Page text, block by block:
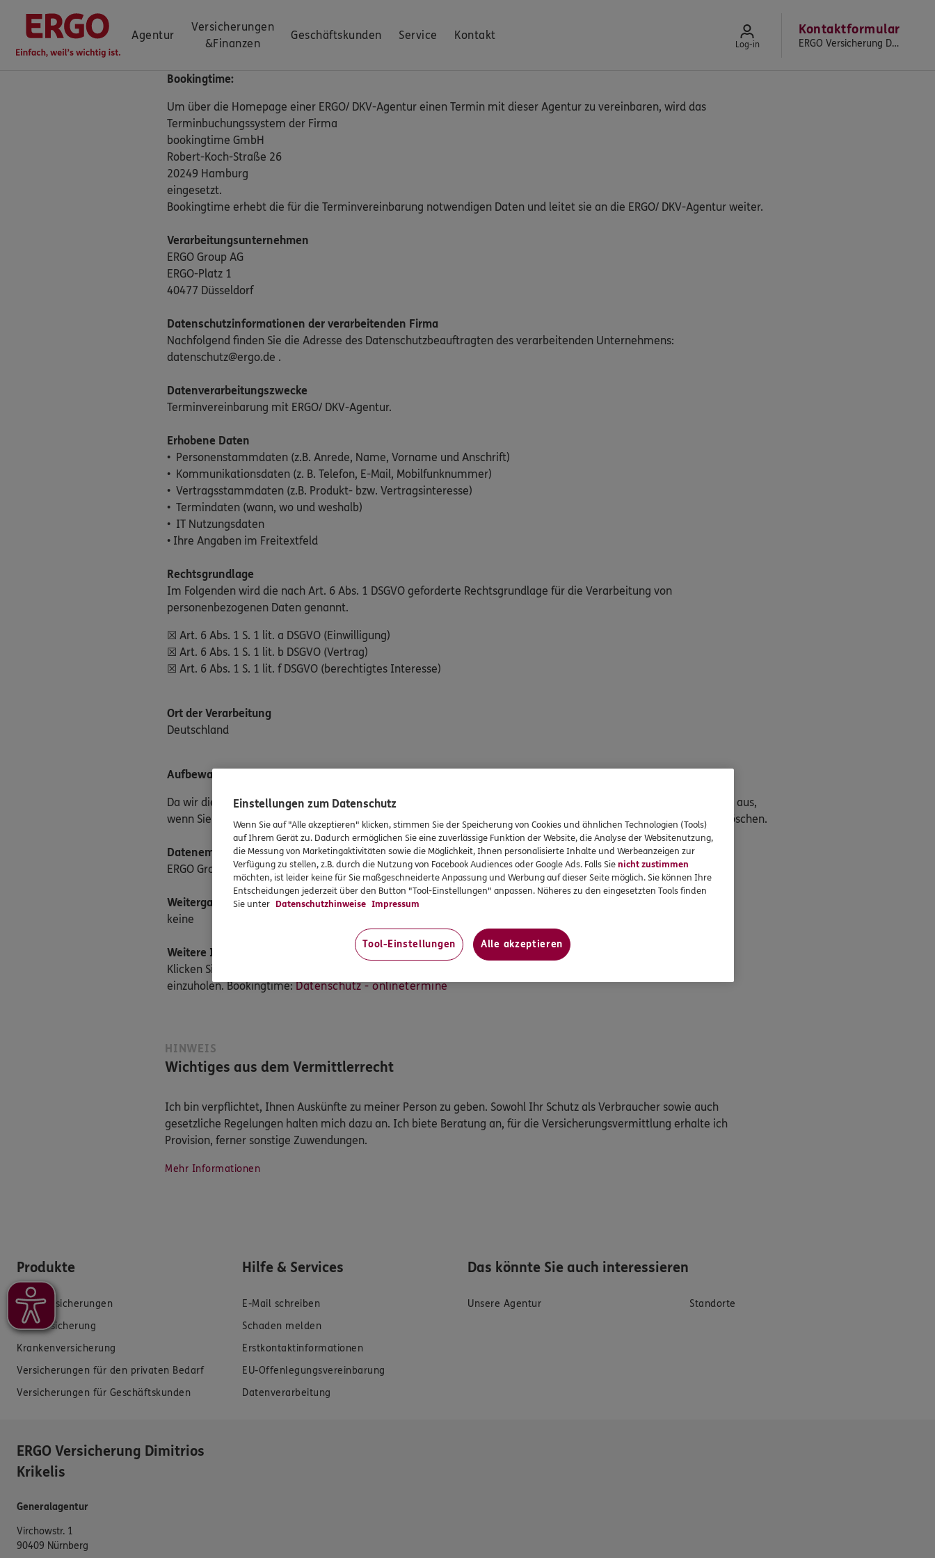
Agentur
Versicherungen
&Finanzen
Geschäftskunden Service Kontakt
Log-in ERGO Versicherung Dimitrios Krikelis
Kontaktformular
Bookingtime:
Um über die Homepage einer ERGO/ DKV-Agentur einen Termin mit dieser Agentur zu vereinbaren, wird das
Terminbuchungssystem der Firma
bookingtime GmbH
Robert-Koch-Straße 26
20249 Hamburg
eingesetzt.
Bookingtime erhebt die für die Terminvereinbarung notwendigen Daten und leitet sie an die ERGO/ DKV-Agentur weiter.
Verarbeitungsunternehmen
ERGO Group AG
ERGO-Platz 1
40477 Düsseldorf
Datenschutzinformationen der verarbeitenden Firma
Nachfolgend finden Sie die Adresse des Datenschutzbeauftragten des verarbeitenden Unternehmens:
datenschutz@ergo.de .
Datenverarbeitungszwecke
Terminvereinbarung mit ERGO/ DKV-Agentur.
Erhobene Daten
• Personenstammdaten (z.B. Anrede, Name, Vorname und Anschrift)
• Kommunikationsdaten (z. B. Telefon, E-Mail, Mobilfunknummer)
• Vertragsstammdaten (z.B. Produkt- bzw. Vertragsinteresse)
• Termindaten (wann, wo und weshalb)
• IT Nutzungsdaten
• Ihre Angaben im Freitextfeld
Rechtsgrundlage
Im Folgenden wird die nach Art. 6 Abs. 1 DSGVO geforderte Rechtsgrundlage für die Verarbeitung von
personenbezogenen Daten genannt.
☒ Art. 6 Abs. 1 S. 1 lit. a DSGVO (Einwilligung)
☒ Art. 6 Abs. 1 S. 1 lit. b DSGVO (Vertrag)
☒ Art. 6 Abs. 1 S. 1 lit. f DSGVO (berechtigtes Interesse)
Ort der Verarbeitung
Deutschland
Aufbewahrungsfrist
Da wir die Daten in erster Linie für Sie speichern, bestimmen auch Sie den Zeitpunkt der Löschung. Dafür reicht es aus,
wenn Sie uns eine einfache E-Mail an datenschutz002@bookingtime.com mit dem Auftrag senden, die Daten zu löschen.
Datenempfänger
ERGO Group AG
Weitergabe an Drittländer
keine
Weitere Informationen
Klicken Sie hier, um die Datenschutzbestimmungen des Datenverarbeiters zu lesen und ggfs. weitere Auskünfte
einzuholen. Bookingtime:Datenschutz - onlinetermine
HINWEIS
Wichtiges aus dem Vermittlerrecht
Ich bin verpflichtet, Ihnen Auskünfte zu meiner Person zu geben. Sowohl Ihr Schutz als Verbraucher sowie auch
gesetzliche Regelungen halten mich dazu an. Ich biete Beratung an, für die Versicherungsvermittlung erhalte ich
Provision, ferner sonstige Zuwendungen.
Mehr Informationen
Produkte
Zahnversicherungen
Kfz-Versicherung
Krankenversicherung
Versicherungen für den privaten Bedarf
Versicherungen für Geschäftskunden
Hilfe & Services
E-Mail schreiben
Schaden melden
Erstkontaktinformationen
EU-Offenlegungsvereinbarung
Datenverarbeitung
Das könnte Sie auch interessieren
Unsere Agentur Standorte
ERGO Versicherung Dimitrios
Krikelis
Generalagentur
Virchowstr. 1
90409 Nürnberg
Einstellungen zum Datenschutz
Wenn Sie auf "Alle akzeptieren" klicken, stimmen Sie der Speicherung von Cookies und ähnlichen Technologien (Tools)
auf Ihrem Gerät zu. Dadurch ermöglichen Sie eine zuverlässige Funktion der Website, die Analyse der Websitenutzung,
die Messung von Marketingaktivitäten sowie die Möglichkeit, Ihnen personalisierte Inhalte und Werbeanzeigen zur
Verfügung zu stellen, z.B. durch die Nutzung von Facebook Audiences oder Google Ads. Falls Sienicht zustimmen
möchten, ist leider keine für Sie maßgeschneiderte Anpassung und Werbung auf dieser Seite möglich. Sie können Ihre
Entscheidungen jederzeit über den Button "Tool-Einstellungen" anpassen. Näheres zu den eingesetzten Tools finden
Sie unter Datenschutzhinweise Impressum
Tool-Einstellungen Alle akzeptieren